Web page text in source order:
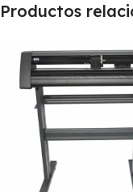
Productos